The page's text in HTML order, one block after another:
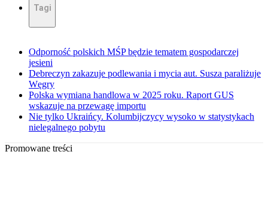
Tagi
Odporność polskich MŚP będzie tematem gospodarczej
jesieni
Debreczyn zakazuje podlewania i mycia aut. Susza paraliżuje
Węgry
Polska wymiana handlowa w 2025 roku. Raport GUS
wskazuje na przewagę importu
Nie tylko Ukraińcy. Kolumbijczycy wysoko w statystykach
nielegalnego pobytu
Promowane treści